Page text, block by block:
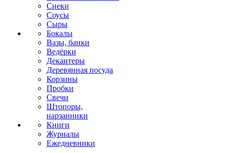
Снеки
Соусы
Сыры
Бокалы
Вазы, банки
Ведёрки
Декантеры
Деревянная посуда
Корзины
Пробки
Свечи
Штопоры,
нарзанники
Книги
Журналы
Ежедневники